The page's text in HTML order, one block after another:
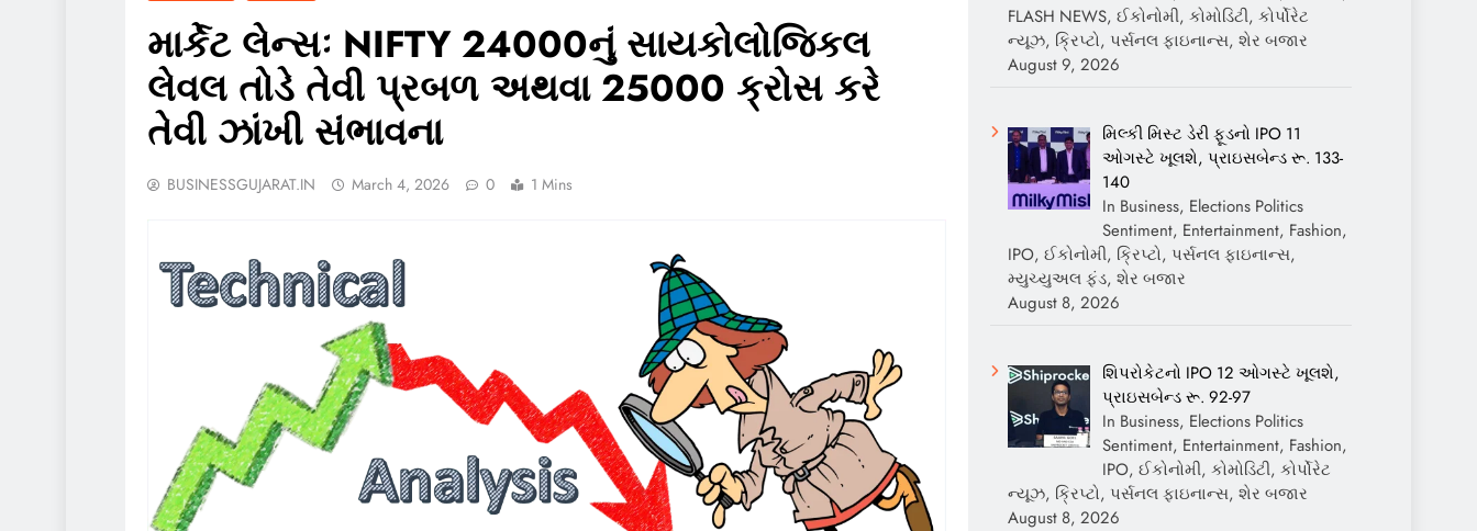
માર્કેટ લેન્સઃ NIFTY 24000નું સાયકોલોજિકલ
લેવલ તોડે તેવી પ્રબળ અથવા 25000 ક્રોસ કરે
તેવી ઝાંખી સંભાવના
BUSINESSGUJARAT.IN March 4, 2026 0 1 Mins
FLASH NEWS, ઈકોનોમી, કોમોડિટી, કોર્પોરેટ
ન્યૂઝ, ક્રિપ્ટો, પર્સનલ ફાઇનાન્સ, શેર બજાર
August 9, 2026
મિલ્કી મિસ્ટ ડેરી ફૂડનો IPO 11
ઓગસ્ટે ખૂલશે, પ્રાઇસબેન્ડ રૂ. 133-
140
In Business, Elections Politics
Sentiment, Entertainment, Fashion,
IPO, ઈકોનોમી, ક્રિપ્ટો, પર્સનલ ફાઇનાન્સ,
મ્યુચ્યુઅલ ફંડ, શેર બજાર
August 8, 2026
શિપરોકેટનો IPO 12 ઓગસ્ટે ખૂલશે,
પ્રાઇસબેન્ડ રૂ. 92-97
In Business, Elections Politics
Sentiment, Entertainment, Fashion,
IPO, ઈકોનોમી, કોમોડિટી, કોર્પોરેટ
ન્યૂઝ, ક્રિપ્ટો, પર્સનલ ફાઇનાન્સ, શેર બજાર
August 8, 2026